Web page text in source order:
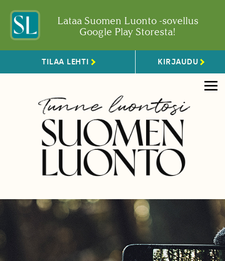
Lataa Suomen Luonto -sovellus
Google Play Storesta!
TILAA LEHTI KIRJAUDU